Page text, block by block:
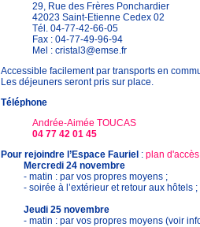
29, Rue des Frères Ponchardier
42023 Saint-Etienne Cedex 02
Tél. 04-77-42-66-05
Fax : 04-77-49-96-94
Mel : cristal3@emse.fr
Accessible facilement par transports en
Les déjeuners seront pris sur place.
Téléphone
Andrée-Aimée TOUCAS
04 77 42 01 45
Pour rejoindre l’Espace Fauriel : plan d'accès
Mercredi 24 novembre
- matin : par vos propres moyens ;
- soirée à l’extérieur et retour aux hôtels ;
Jeudi 25 novembre
- matin : par vos propres moyens (voir